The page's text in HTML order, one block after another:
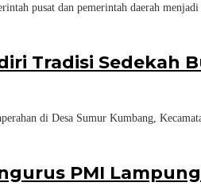
pusat dan pemerintah daerah
Tradisi Sedekah
di Desa Sumur Kumbang,
PMI